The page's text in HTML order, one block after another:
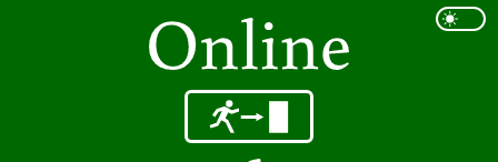
Sprung zum Inhalt